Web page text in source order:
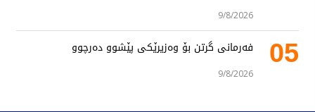
9/8/2026
05 فەرمانی گرتن بۆ وەزیرێکی پێشوو دەرچوو
9/8/2026